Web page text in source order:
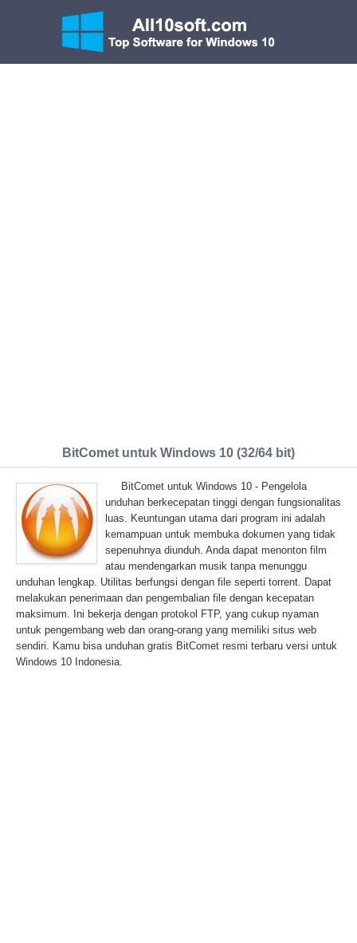
BitComet untuk Windows 10 (32/64 bit)
BitComet untuk Windows 10 - Pengelola
unduhan berkecepatan tinggi dengan fungsionalitas
luas. Keuntungan utama dari program ini adalah
kemampuan untuk membuka dokumen yang tidak
sepenuhnya diunduh. Anda dapat menonton film
atau mendengarkan musik tanpa menunggu
unduhan lengkap. Utilitas berfungsi dengan file seperti torrent. Dapat
melakukan penerimaan dan pengembalian file dengan kecepatan
maksimum. Ini bekerja dengan protokol FTP, yang cukup nyaman
untuk pengembang web dan orang-orang yang memiliki situs web
sendiri. Kamu bisa unduhan gratis BitComet resmi terbaru versi untuk
Windows 10 Indonesia.